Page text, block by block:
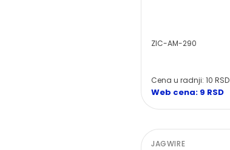
ZIC-AM-290
Cena u radnji: 10 RSD
Web cena: 9 RSD
JAGWIRE